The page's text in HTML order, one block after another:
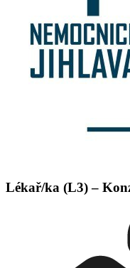
Lékař/ka (L3) –